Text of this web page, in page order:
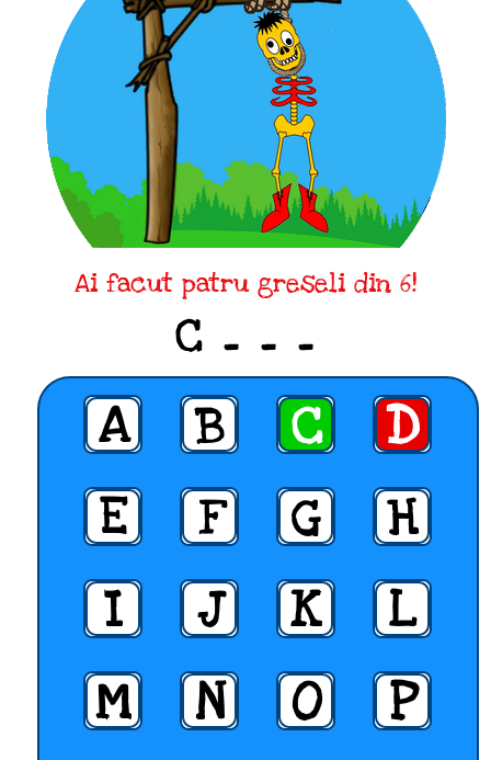
Ai facut patru greseli din 6!
C _ _ _
A B C
D
E
F G
H
I
J K
L
M
N O
P